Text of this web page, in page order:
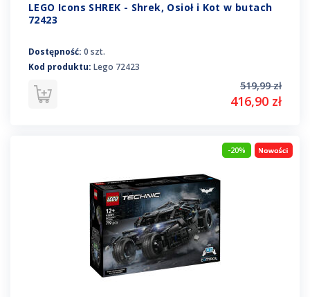
LEGO Icons SHREK - Shrek, Osioł i Kot w butach
72423
Dostępność: 0 szt.
Kod produktu: Lego 72423
519,99 zł
416,90 zł
-20%